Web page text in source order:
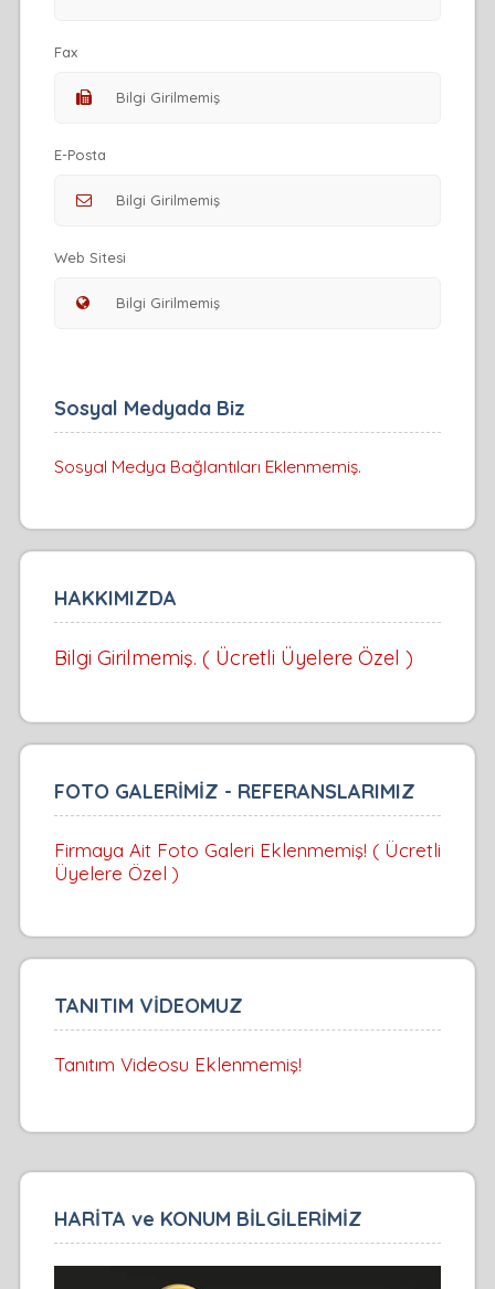
Fax
E-Posta
Web Sitesi
Sosyal Medyada Biz
Sosyal Medya Bağlantıları Eklenmemiş.
HAKKIMIZDA
Bilgi Girilmemiş. ( Ücretli Üyelere Özel )
FOTO GALERİMİZ - REFERANSLARIMIZ
Firmaya Ait Foto Galeri Eklenmemiş! ( Ücretli
Üyelere Özel )
TANITIM VİDEOMUZ
Tanıtım Videosu Eklenmemiş!
HARİTA ve KONUM BİLGİLERİMİZ